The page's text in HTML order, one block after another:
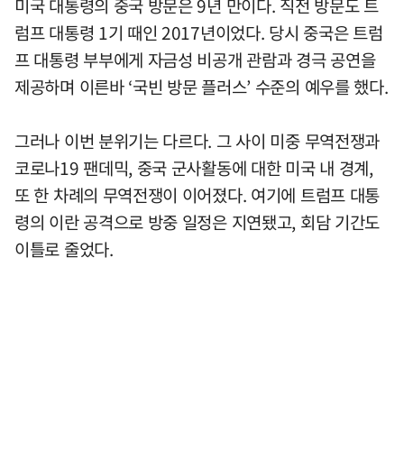
미국 대통령의 중국 방문은 9년 만이다. 직전 방문도 트
럼프 대통령 1기 때인 2017년이었다. 당시 중국은 트럼
프 대통령 부부에게 자금성 비공개 관람과 경극 공연을
제공하며 이른바 ‘국빈 방문 플러스’ 수준의 예우를 했다.
그러나 이번 분위기는 다르다. 그 사이 미중 무역전쟁과
코로나19 팬데믹, 중국 군사활동에 대한 미국 내 경계,
또 한 차례의 무역전쟁이 이어졌다. 여기에 트럼프 대통
령의 이란 공격으로 방중 일정은 지연됐고, 회담 기간도
이틀로 줄었다.